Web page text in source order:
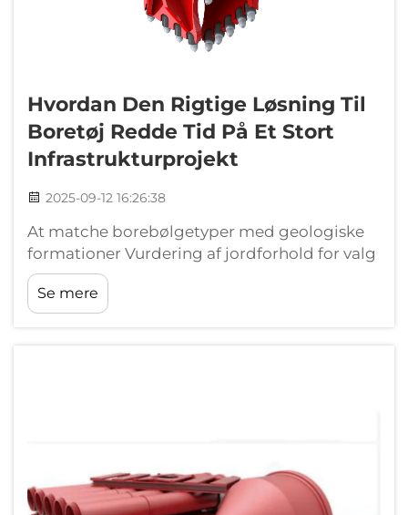
Hvordan Den Rigtige Løsning Til
Boretøj Redde Tid På Et Stort
Infrastrukturprojekt
2025-09-12 16:26:38
At matche borebølgetyper med geologiske
formationer Vurdering af jordforhold for valg
af borebølge Valg af den rigtige borebølge
starter med at se, hvad der faktisk er i jorden.
Ifølge nyeste undersøgelser fra
Se mere